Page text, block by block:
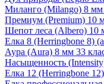
Миланго (Milango) 8 мм
Премиум (Premium) 10
Шепот леса (Albero) 10
Елка 8 (Herringbone 8)
Аура (Aura) 8 мм 33
Насыщенность
Елка 12 (Herringbone